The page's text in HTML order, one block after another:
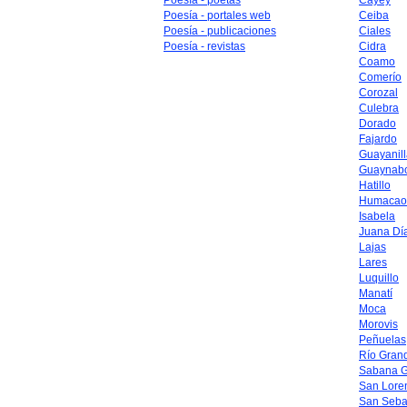
Poesía - portales web
Poesía - publicaciones
Poesía - revistas
Ceiba
Ciales
Cidra
Coamo
Comerío
Corozal
Culebra
Dorado
Fajardo
Hatillo
Humacao
Isabela
Juana
Lajas
Lares
Luquillo
Manatí
Moca
Morovis
Peñuelas
Río
Sabana
San
San